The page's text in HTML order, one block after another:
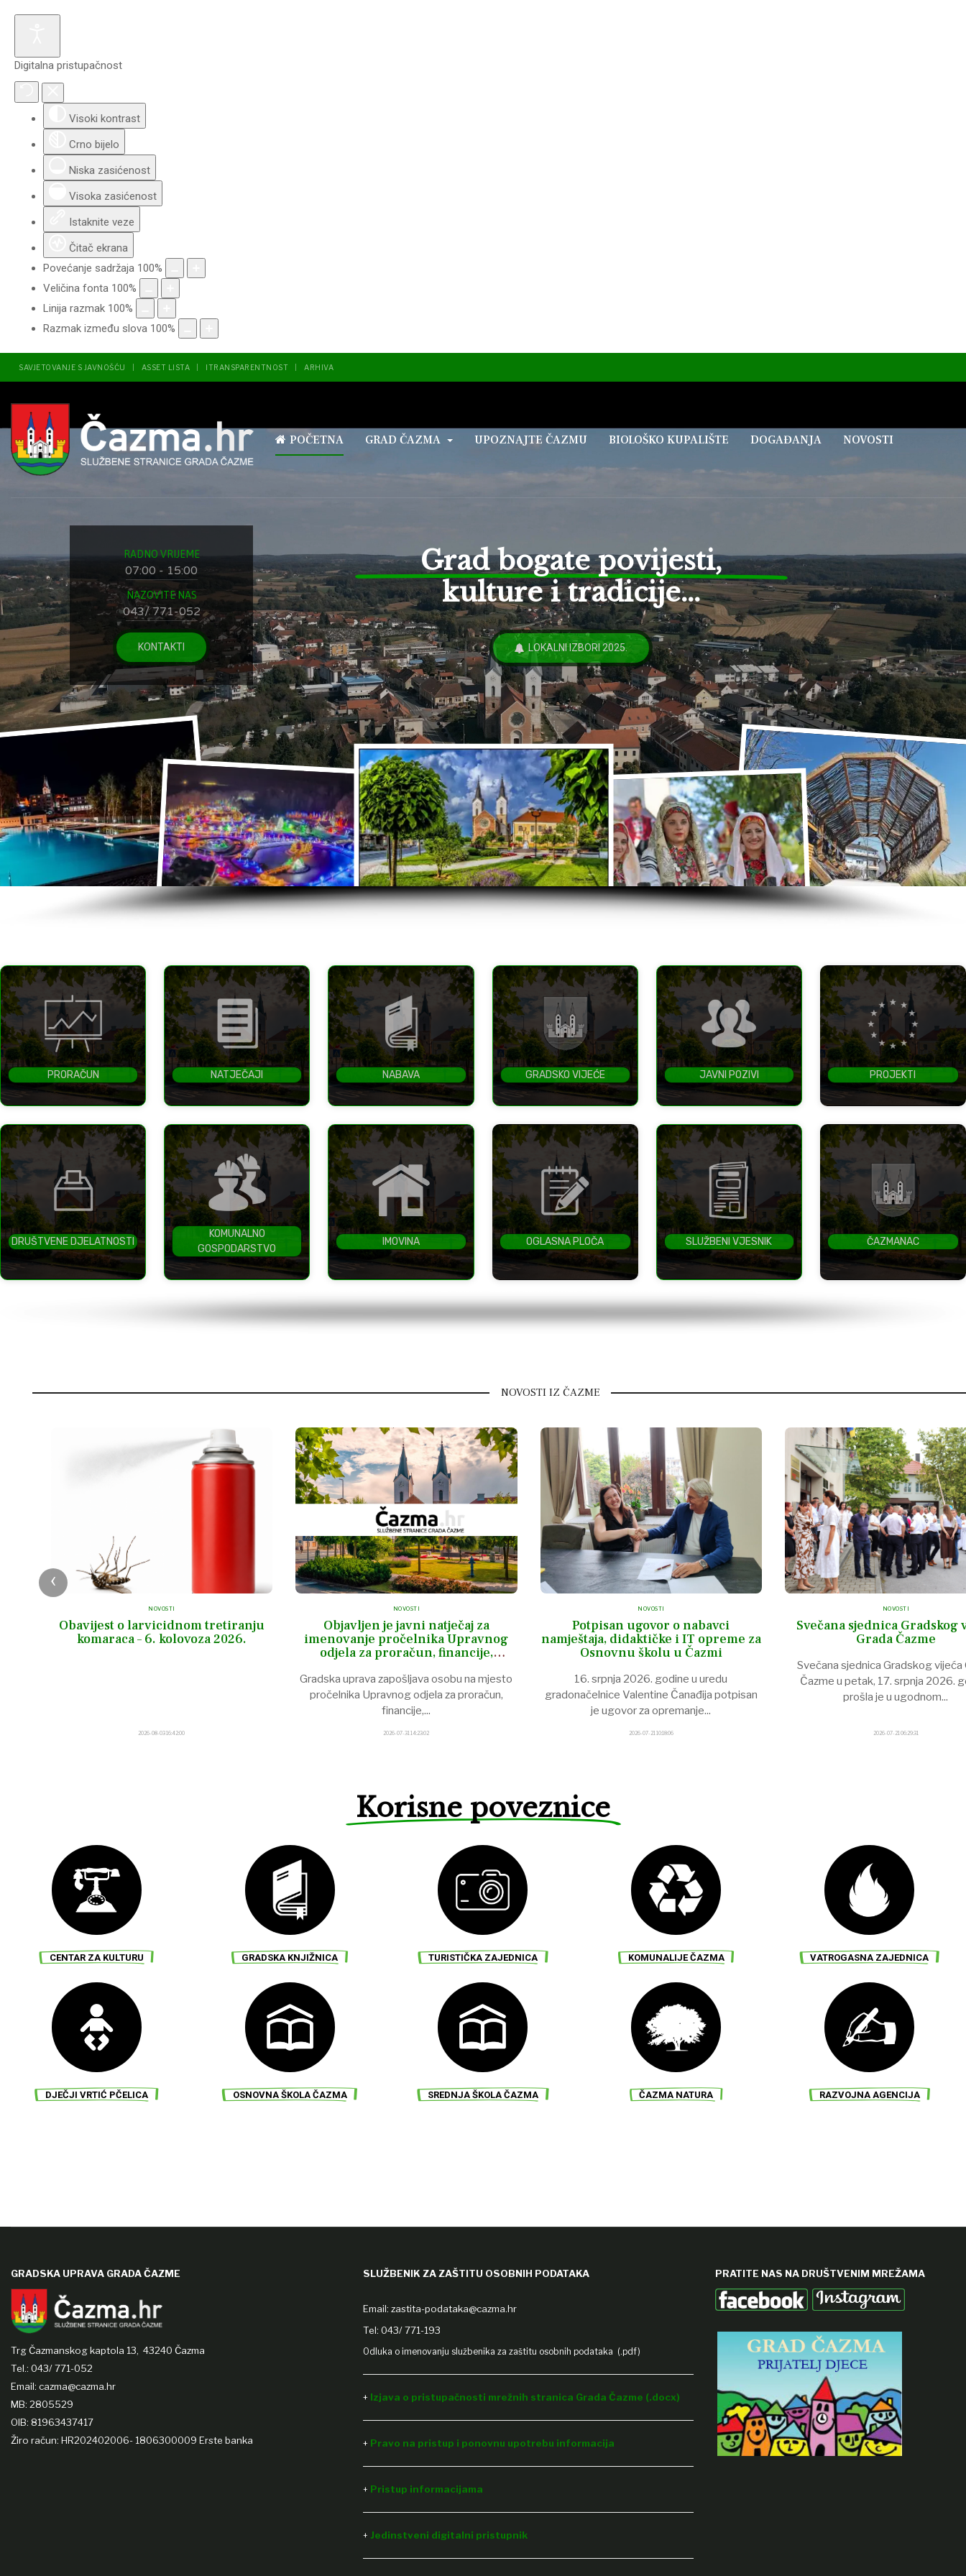
Digitalna pristupačnost
Visoki kontrast
Crno bijelo
Niska zasićenost
Visoka zasićenost
Istaknite veze
Čitač ekrana
Povećanje sadržaja 100%
Veličina fonta 100%
Linija razmak 100%
Razmak između slova 100%
SAVJETOVANJE S JAVNOŠĆU ASSET LISTA ITRANSPARENTNOST ARHIVA
POČETNA GRAD ČAZMA UPOZNAJTE ČAZMU BIOLOŠKO KUPALIŠTE DOGAĐANJA NOVOSTI
RADNO VRIJEME
07:00 - 15:00
NAZOVITE NAS
043/ 771-052
KONTAKTI
Grad bogate povijesti,
kulture i tradicije...
LOKALNI IZBORI 2025.
PRORAČUN NATJEČAJI NABAVA GRADSKO VIJEĆE JAVNI POZIVI PROJEKTI
DRUŠTVENE DJELATNOSTI
KOMUNALNO
GOSPODARSTVO
IMOVINA OGLASNA PLOČA SLUŽBENI VJESNIK ČAZMANAC
NOVOSTI IZ ČAZME
NOVOSTI
Obavijest o larvicidnom tretiranju
komaraca – 6. kolovoza 2026.
2026-08-03 16:42:00
NOVOSTI
Objavljen je javni natječaj za
imenovanje pročelnika Upravnog
odjela za proračun, financije,
Gradska uprava zapošljava osobu na mjesto
pročelnika Upravnog odjela za proračun,
financije,...
2026-07-31 14:23:02
NOVOSTI
Potpisan ugovor o nabavci
namještaja, didaktičke i IT opreme za
Osnovnu školu u Čazmi
16. srpnja 2026. godine u uredu
gradonačelnice Valentine Čanađija potpisan
je ugovor za opremanje...
2026-07-21 10:18:06
NOVOSTI
Svečana sjednica Gradskog
Grada Čazme
Svečana sjednica Gradskog vijeća
Čazme u petak, 17. srpnja 2026.
prošla je u ugodnom...
2026-07-21 06:29:31
‹
Korisne poveznice
CENTAR ZA KULTURU GRADSKA KNJIŽNICA TURISTIČKA ZAJEDNICA KOMUNALIJE ČAZMA VATROGASNA ZAJEDNICA
DJEČJI VRTIĆ PČELICA OSNOVNA ŠKOLA ČAZMA SREDNJA ŠKOLA ČAZMA ČAZMA NATURA RAZVOJNA AGENCIJA
GRADSKA UPRAVA GRADA ČAZME
Trg Čazmanskog kaptola 13, 43240 Čazma
Tel.: 043/ 771-052
Email: cazma@cazma.hr
MB: 2805529
OIB: 81963437417
Žiro račun: HR202402006- 1806300009 Erste banka
SLUŽBENIK ZA ZAŠTITU OSOBNIH PODATAKA
Email: zastita-podataka@cazma.hr
Tel: 043/ 771-193
Odluka o imenovanju službenika za zaštitu osobnih podataka (.pdf)
+ Izjava o pristupačnosti mrežnih stranica Grada Čazme (.docx)
+ Pravo na pristup i ponovnu upotrebu informacija
+ Pristup informacijama
+ Jedinstveni digitalni pristupnik
PRATITE NAS NA DRUŠTVENIM MREŽAMA